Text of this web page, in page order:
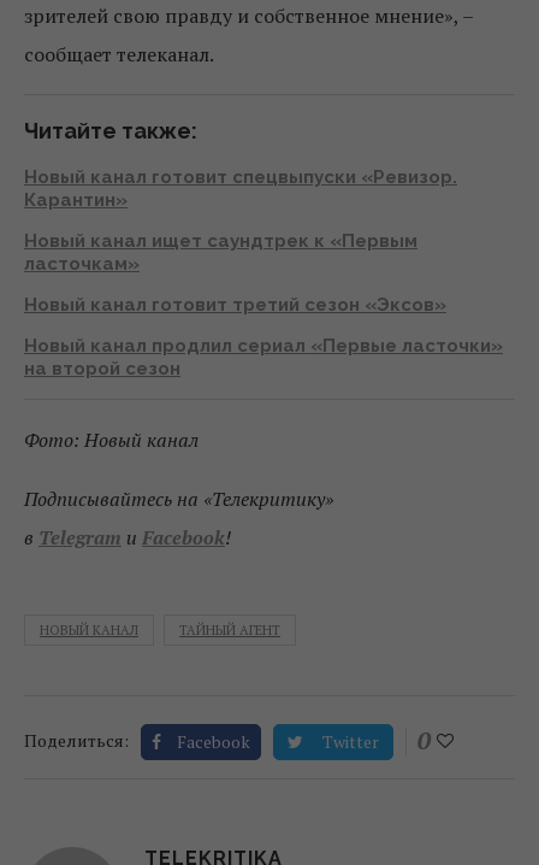
зрителей свою правду и собственное мнение», –
сообщает телеканал.
Читайте также:
Новый канал готовит спецвыпуски «Ревизор.
Карантин»
Новый канал ищет саундтрек к «Первым
ласточкам»
Новый канал готовит третий сезон «Эксов»
Новый канал продлил сериал «Первые ласточки»
на второй сезон
Фото: Новый канал
Подписывайтесь на «Телекритику»
в Telegram и Facebook!
НОВЫЙ КАНАЛ ТАЙНЫЙ АГЕНТ
Поделиться: Facebook Twitter 0
TELEKRITIKA